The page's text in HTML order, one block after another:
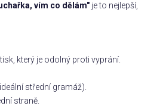
vím co dělám" je to nejlepší,
který je odolný proti vyprání.
střední gramáž).
straně.